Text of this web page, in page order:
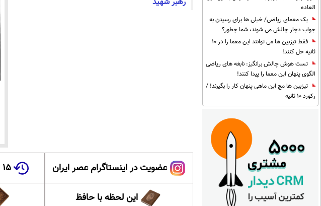
العاده
یک معمای ریاضی/ خیلی ها برای رسیدن به
جواب دچار چالش می شوند، شما چطور؟
فقط تیزبین ها می توانند این معما را در 10
ثانیه حل کنند!
تست هوش چالش برانگیز: نابغه های ریاضی
الگوی پنهان این معما را پیدا کنند!
تیزبین ها مچ این ماهی پنهان کار را بگیرند! /
رکورد 10 ثانیه
عضویت در اینستاگرام عصر ایران ۱۵ سال پیش در چنین روزی
این لحظه با حافظ